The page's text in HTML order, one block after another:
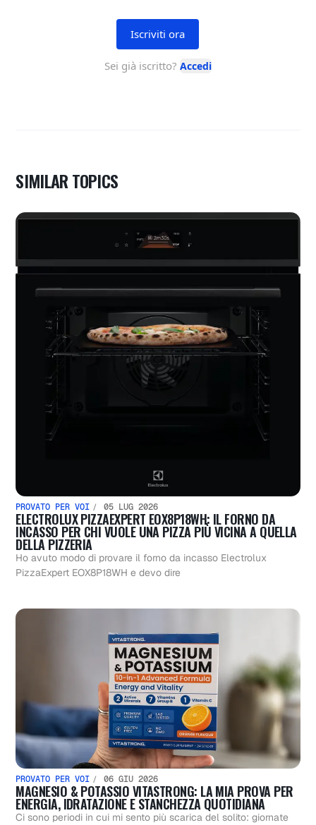
SIMILAR TOPICS
PROVATO PER VOI 05 LUG 2026
ELECTROLUX PIZZAEXPERT EOX8P18WH: IL FORNO DA
INCASSO PER CHI VUOLE UNA PIZZA PIÙ VICINA A QUELLA
DELLA PIZZERIA
Ho avuto modo di provare il forno da incasso Electrolux
PizzaExpert EOX8P18WH e devo dire
PROVATO PER VOI 06 GIU 2026
MAGNESIO & POTASSIO VITASTRONG: LA MIA PROVA PER
ENERGIA, IDRATAZIONE E STANCHEZZA QUOTIDIANA
Ci sono periodi in cui mi sento più scarica del solito: giornate